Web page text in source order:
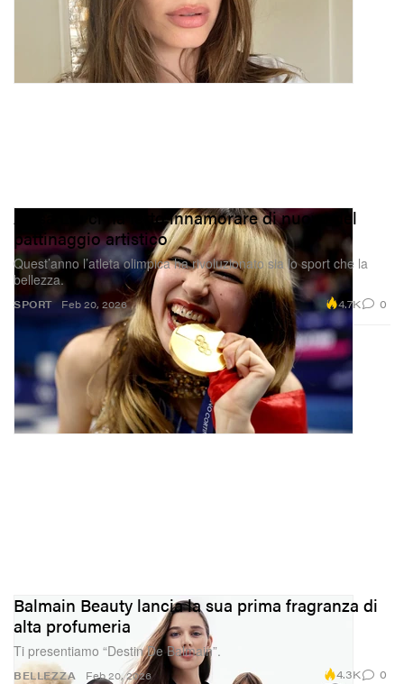
SPORT
Alysa Liu ci ha fatto innamorare di nuovo del
pattinaggio artistico
Quest’anno l’atleta olimpica ha rivoluzionato sia lo sport che la
bellezza.
Feb 20, 2026 4.7K 0
BELLEZZA
Balmain Beauty lancia la sua prima fragranza di
alta profumeria
Ti presentiamo “Destin De Balmain”.
Feb 20, 2026 4.3K 0